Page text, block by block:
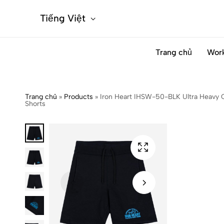
Tiếng Việt
Trang chủ
Trang chủ » Products » Iron Heart IHSW-50-BLK Ultra Heavy
Shorts